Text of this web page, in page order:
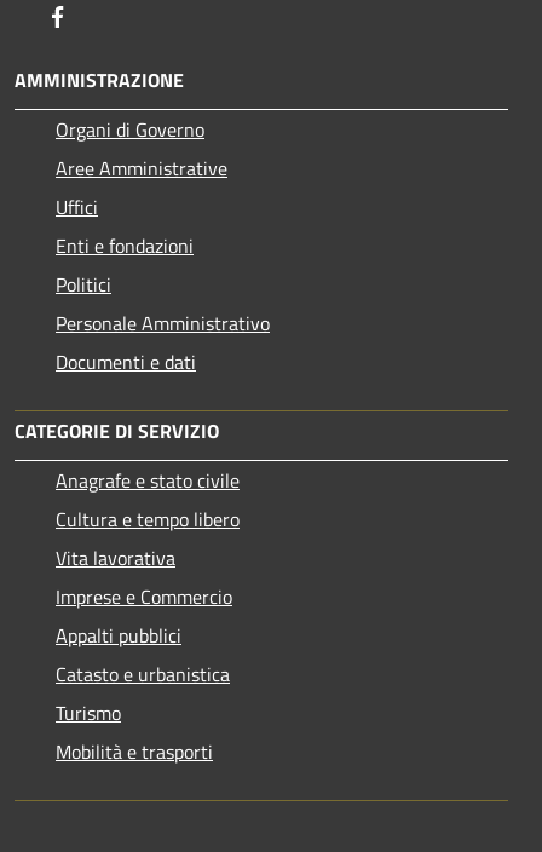
AMMINISTRAZIONE
Organi di Governo
Aree Amministrative
Uffici
Enti e fondazioni
Politici
Personale Amministrativo
Documenti e dati
CATEGORIE DI SERVIZIO
Anagrafe e stato civile
Cultura e tempo libero
Vita lavorativa
Imprese e Commercio
Appalti pubblici
Catasto e urbanistica
Turismo
Mobilità e trasporti